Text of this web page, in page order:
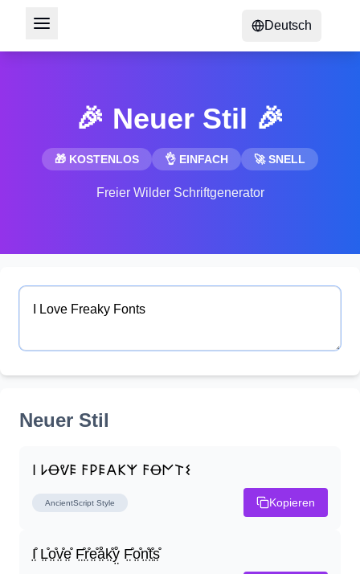
Deutsch
🎉 Neuer Stil 🎉
🎁 KOSTENLOS 👌 EINFACH 🚀 SNELL
Freier Wilder Schriftgenerator
Neuer Stil
𐌉 𐌋Ꝋᕓ𐌄 𐌅𐌓𐌄𐌀𐌊𐌙 𐌅Ꝋ𐌍𐌕𐌔
AncientScript Style Kopieren
I̤̊ L̤̊o̤̊v̤̊e̤̊ F̤̊r̤̊e̤̊å̤k̤̊ẙ̤ F̤̊o̤̊n̤̊t̤̊s̤̊